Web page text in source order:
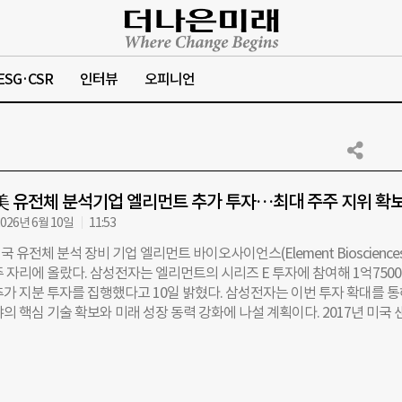
인터뷰 오피니언
유전체 분석기업 엘리먼트 추가 투자…최대 주주 지위 확
년 6월 10일 11:53
유전체 분석 장비 기업 엘리먼트 바이오사이언스(Element
자리에 올랐다. 삼성전자는 엘리먼트의 시리즈 E 투자에 참여해 1억
지분 투자를 집행했다고 10일 밝혔다. 삼성전자는 이번 투자 확대를
핵심 기술 확보와 미래 성장 동력 강화에 나설 계획이다. 2017년 미국